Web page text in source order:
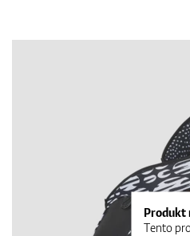
Produkt
Tento